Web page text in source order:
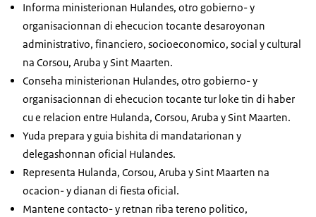
Informa ministerionan Hulandes, otro gobierno- y
organisacionnan di ehecucion tocante desaroyonan
administrativo, financiero, socioeconomico, social y cultural
na Corsou, Aruba y Sint Maarten.
Conseha ministerionan Hulandes, otro gobierno- y
organisacionnan di ehecucion tocante tur loke tin di haber
cu e relacion entre Hulanda, Corsou, Aruba y Sint Maarten.
Yuda prepara y guia bishita di mandatarionan y
delegashonnan oficial Hulandes.
Representa Hulanda, Corsou, Aruba y Sint Maarten na
ocacion- y dianan di fiesta oficial.
Mantene contacto- y retnan riba tereno politico,